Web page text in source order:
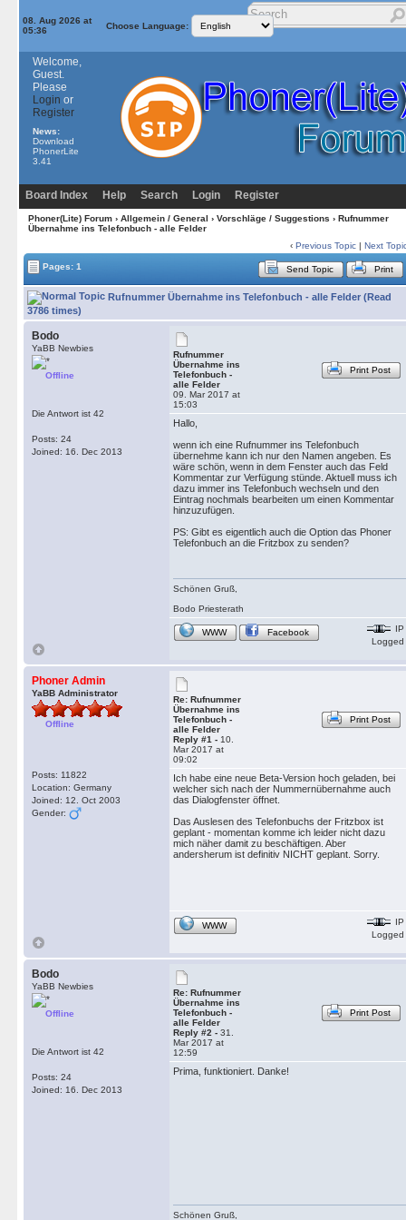
08. Aug 2026 at
05:36
Choose Language:
Welcome,
Guest.
Please
Login or
Register
News:
Download
PhonerLite
3.41
Board Index Help Search Login Register
Phoner(Lite) Forum› Allgemein / General › Vorschläge / Suggestions › Rufnummer
Übernahme ins Telefonbuch - alle Felder
‹ Previous Topic | Next
Pages: 1 Send Topic Print
Rufnummer Übernahme ins Telefonbuch - alle Felder (Read
3786 times)
Bodo
YaBB Newbies
Offline
Die Antwort ist 42
Posts: 24
Joined: 16. Dec 2013
Rufnummer
Übernahme ins
Telefonbuch -
alle Felder
09. Mar 2017 at
15:03
Print Post
Hallo,
wenn ich eine Rufnummer ins Telefonbuch
übernehme kann ich nur den Namen angeben. Es
wäre schön, wenn in dem Fenster auch das Feld
Kommentar zur Verfügung stünde. Aktuell muss ich
dazu immer ins Telefonbuch wechseln und den
Eintrag nochmals bearbeiten um einen Kommentar
hinzuzufügen.
PS: Gibt es eigentlich auch die Option das Phoner
Telefonbuch an die Fritzbox zu senden?
Schönen Gruß,
Bodo Priesterath
WWW Facebook
IP
Logged
Phoner Admin
YaBB Administrator
Offline
Posts: 11822
Location: Germany
Joined: 12. Oct 2003
Gender:
Re: Rufnummer
Übernahme ins
Telefonbuch -
alle Felder
Reply #1 - 10.
Mar 2017 at
09:02
Print Post
Ich habe eine neue Beta-Version hoch geladen, bei
welcher sich nach der Nummernübernahme auch
das Dialogfenster öffnet.
Das Auslesen des Telefonbuchs der Fritzbox ist
geplant - momentan komme ich leider nicht dazu
mich näher damit zu beschäftigen. Aber
andersherum ist definitiv NICHT geplant. Sorry.
WWW
IP
Logged
Bodo
YaBB Newbies
Offline
Die Antwort ist 42
Posts: 24
Joined: 16. Dec 2013
Re: Rufnummer
Übernahme ins
Telefonbuch -
alle Felder
Reply #2 - 31.
Mar 2017 at
12:59
Print Post
Prima, funktioniert. Danke!
Schönen Gruß,